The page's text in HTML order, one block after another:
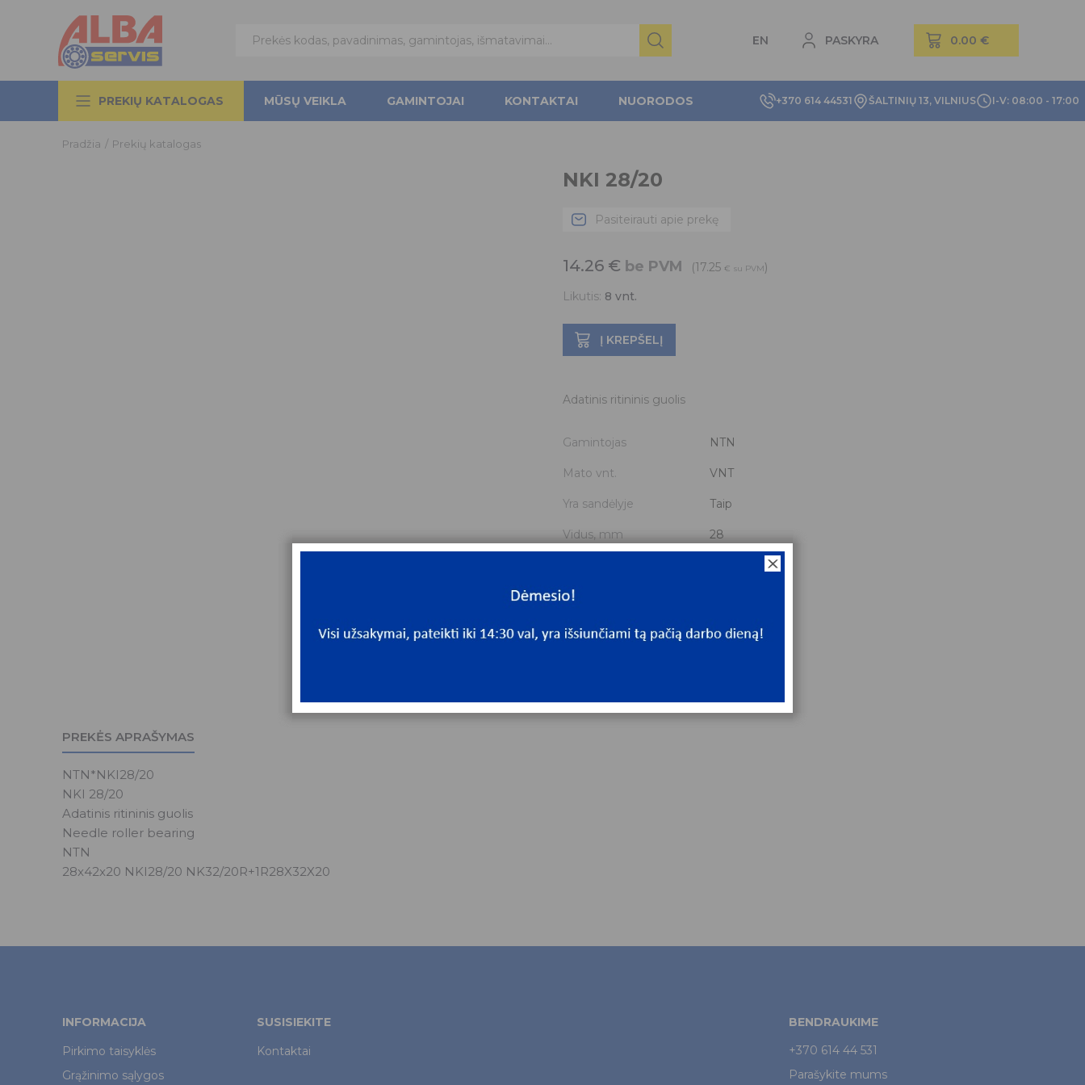
EN PASKYRA
+370 614 44531 ŠALTINIŲ 13, VILNIUS I-V: 08:00 - 17:00
PREKIŲ KATALOGAS MŪSŲ VEIKLA GAMINTOJAI KONTAKTAI NUORODOS
Pradžia / Prekių katalogas
NKI 28/20
Pasiteirauti apie prekę
14.26 € be PVM (17.25 € su PVM)
Likutis: 8 vnt.
Į KREPŠELĮ
Adatinis ritininis guolis
Gamintojas NTN
Mato vnt. VNT
Yra sandėlyje Taip
Vidus, mm 28
Storis, mm
Išmatavimai 28x42x20
PREKĖS APRAŠYMAS
NTN*NKI28/20
NKI 28/20
Adatinis ritininis guolis
Needle roller bearing
NTN
28x42x20 NKI28/20 NK32/20R+1R28X32X20
INFORMACIJA
Pirkimo taisyklės
Grąžinimo sąlygos
SUSISIEKITE
Kontaktai
BENDRAUKIME
+370 614 44 531
Parašykite mums